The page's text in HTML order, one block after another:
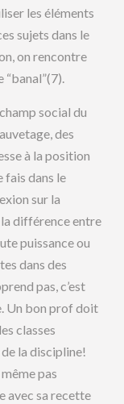
les éléments
sujets dans le
on rencontre
“banal”(7).
social du
des
à la position
fais dans le
sur la
différence entre
puissance ou
dans des
pas, c’est
Un bon prof doit
classes
la discipline!
pas
avec sa recette